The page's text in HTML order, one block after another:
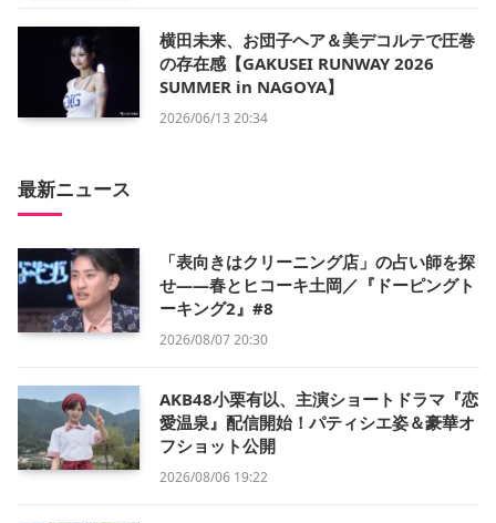
横田未来、お団子ヘア＆美デコルテで圧巻
の存在感【GAKUSEI RUNWAY 2026
SUMMER in NAGOYA】
2026/06/13 20:34
最新ニュース
「表向きはクリーニング店」の占い師を探
せ——春とヒコーキ土岡／『ドーピングト
ーキング2』#8
2026/08/07 20:30
AKB48小栗有以、主演ショートドラマ『恋
愛温泉』配信開始！パティシエ姿＆豪華オ
フショット公開
2026/08/06 19:22